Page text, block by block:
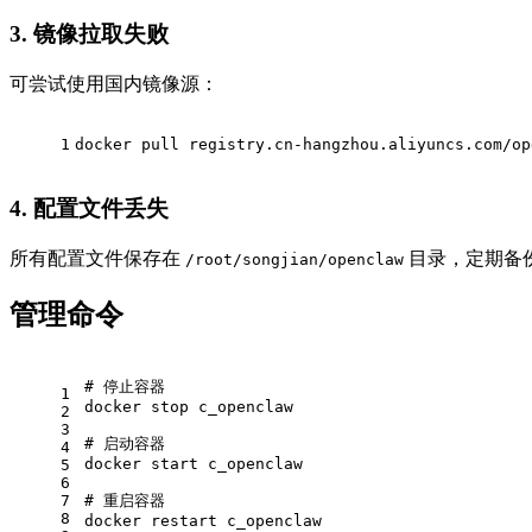
3. 镜像拉取失败
可尝试使用国内镜像源：
1 docker pull registry.cn-hangzhou.aliyuncs.com/
4. 配置文件丢失
所有配置文件保存在 /root/songjian/openclaw 目录，定期备
管理命令
1
2
3
4
5
6
7
8
# 停止容器
docker stop c_openclaw
# 启动容器
docker start c_openclaw
# 重启容器
docker restart c_openclaw